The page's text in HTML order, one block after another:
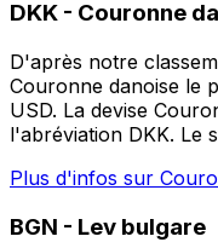
DKK - Couronne
D'après notre
Couronne danoise le
USD. La devise
l'abréviation DKK. Le
Plus d'infos sur
BGN - Lev bulgare